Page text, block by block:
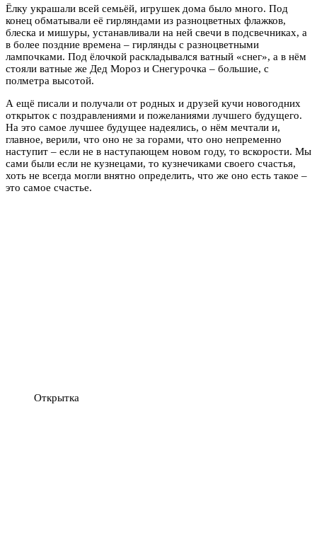
Ёлку украшали всей семьёй, игрушек дома было много. Под
конец обматывали её гирляндами из разноцветных флажков,
блеска и мишуры, устанавливали на ней свечи в подсвечниках, а
в более поздние времена – гирлянды с разноцветными
лампочками. Под ёлочкой раскладывался ватный «снег», а в нём
стояли ватные же Дед Мороз и Снегурочка – большие, с
полметра высотой.
А ещё писали и получали от родных и друзей кучи новогодних
открыток с поздравлениями и пожеланиями лучшего будущего.
На это самое лучшее будущее надеялись, о нём мечтали и,
главное, верили, что оно не за горами, что оно непременно
наступит – если не в наступающем новом году, то вскорости. Мы
сами были если не кузнецами, то кузнечиками своего счастья,
хоть не всегда могли внятно определить, что же оно есть такое –
это самое счастье.
Открытка